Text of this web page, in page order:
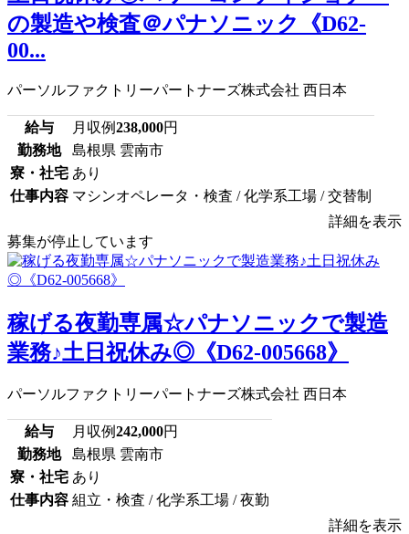
の製造や検査＠パナソニック《D62-
00...
パーソルファクトリーパートナーズ株式会社 西日本
給与 月収例238,000円
勤務地
島根県 雲南市
寮・社宅 あり
仕事内容 マシンオペレータ・検査 / 化学系工場 / 交替制
詳細を表示
募集が停止しています
稼げる夜勤専属☆パナソニックで製造
業務♪土日祝休み◎《D62-005668》
パーソルファクトリーパートナーズ株式会社 西日本
給与 月収例242,000円
勤務地
島根県 雲南市
寮・社宅 あり
仕事内容 組立・検査 / 化学系工場 / 夜勤
詳細を表示